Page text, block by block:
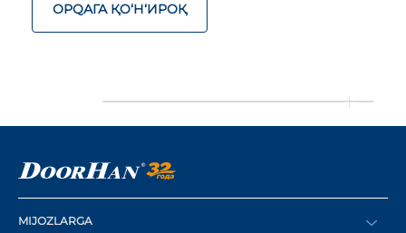
ОРQАГА ҚO‘Н‘ИРОҚ
MIJOZLARGA